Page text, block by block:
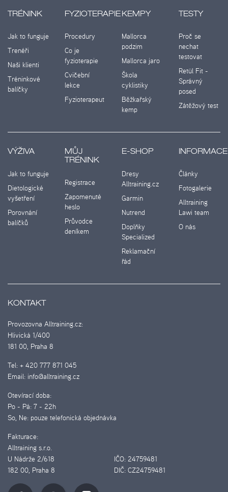
TRÉNINK
Jak to funguje
Trenéři
Naši klienti
Tréninkové
balíčky
FYZIOTERAPIE
Procedury
Co je
fyzioterapie
Cvičební
lekce
Fyzioterapeut
KEMPY
Mallorca
podzim
Mallorca jaro
Škola
cyklistiky
Běžkařský
kemp
TESTY
Proč se
nechat
testovat
Retül Fit -
Správný
posed
Zátěžový test
VÝŽIVA
Jak to funguje
Dietologické
vyšetření
Porovnání
balíčků
MŮJ
TRÉNINK
Registrace
Zapomenuté
heslo
Průvodce
deníkem
E-SHOP
Dresy
Alltraining.cz
Garmin
Nutrend
Doplňky
Specialized
Reklamační
řád
INFORMACE
Články
Fotogalerie
Alltraining
Lawi team
O nás
KONTAKT
Provozovna Alltraining.cz:
Hlivická 1/400
181 00, Praha 8
Tel: + 420 777 871 045
Email: info@alltraining.cz
Otevírací doba:
Po - Pá: 7 - 22h
So, Ne: pouze telefonická objednávka
Fakturace:
Alltraining s.r.o.
U Nádrže 2/618
IČO: 24759481
182 00, Praha 8
DIČ: CZ24759481